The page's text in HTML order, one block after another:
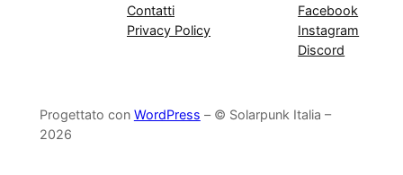
Contatti
Privacy Policy
Facebook
Instagram
Discord
Progettato con WordPress – © Solarpunk Italia –
2026